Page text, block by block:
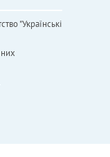
"Українськi